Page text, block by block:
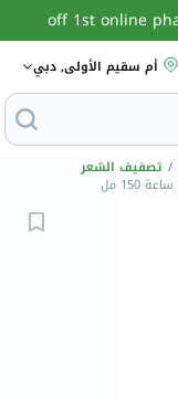
أم سقيم الأولى, دبي
/ تصفيف الشعر